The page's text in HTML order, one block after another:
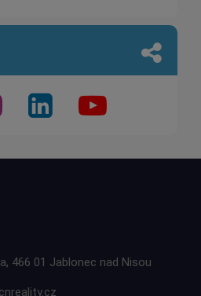
466 01 Jablonec nad Nisou